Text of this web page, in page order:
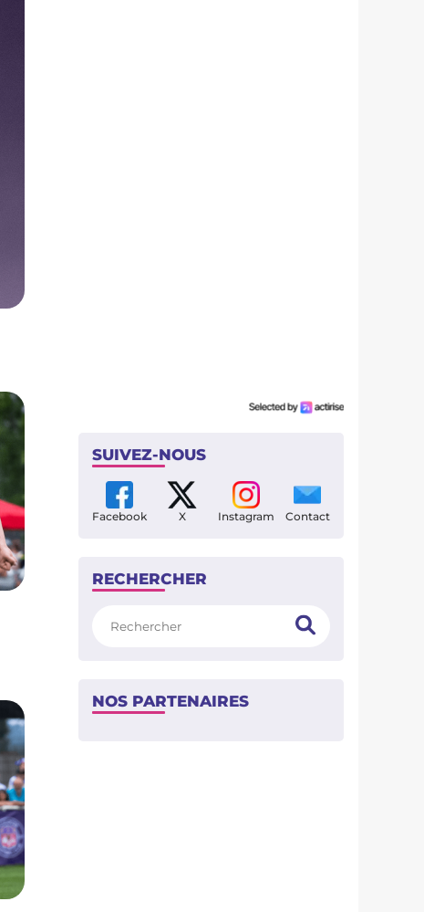
SUIVEZ-NOUS
Facebook X Instagram Contact
RECHERCHER
NOS PARTENAIRES